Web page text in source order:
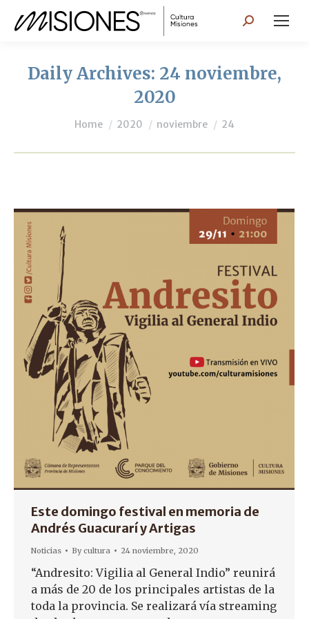
Search:
Daily Archives: 24 noviembre,
2020
You are here:
Home 2020 noviembre 24
Este domingo festival en memoria de
Andrés Guacurarí y Artigas
Noticias Bycultura 24 noviembre, 2020
“Andresito: Vigilia al General Indio” reunirá
a más de 20 de los principales artistas de la
toda la provincia. Se realizará vía streaming